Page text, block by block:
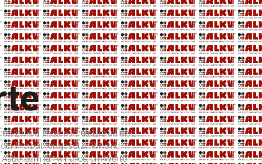
Dieses freundschaftliche
Freizeit fortgesetzt. Wir sind
tun wir alles, um Werte